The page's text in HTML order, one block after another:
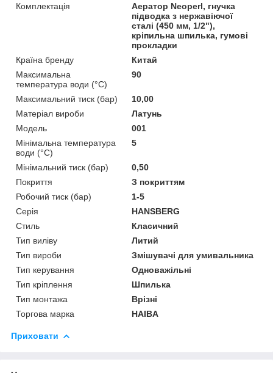
Комплектація
Аератор Neoperl, гнучка
підводка з нержавіючої
сталі (450 мм, 1/2"),
кріпильна шпилька, гумові
прокладки
Країна бренду
Китай
Максимальна
температура води (°C)
90
Максимальний тиск (бар)
10,00
Матеріал вироби
Латунь
Мoдель
001
Мінімальна температура
води (°C)
5
Мінімальний тиск (бар)
0,50
Покриття
З покриттям
Робочий тиск (бар)
1-5
Серія
HANSBERG
Стиль
Класичний
Тип виліву
Литий
Тип вироби
Змішувачі для умивальника
Тип керування
Одноважільні
Тип кріплення
Шпилька
Тип монтажа
Врізні
Торгова марка
HAIBA
Приховати